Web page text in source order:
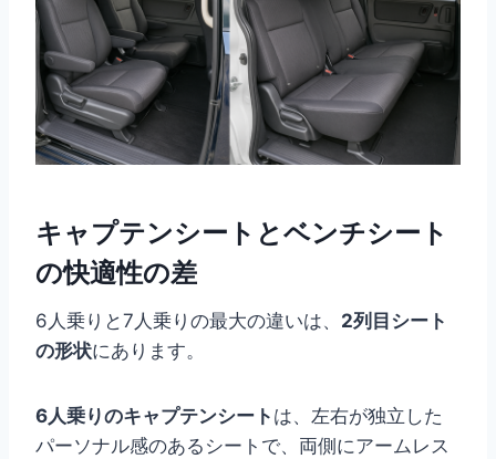
キャプテンシートとベンチシート
の快適性の差
6人乗りと7人乗りの最大の違いは、 2列目シート
の形状にあります。
6人乗りのキャプテンシート は、左右が独立した
パーソナル感のあるシートで、両側にアームレス